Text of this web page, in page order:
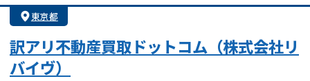
東京都
訳アリ不動産買取ドットコム（株式会社リ
バイヴ）